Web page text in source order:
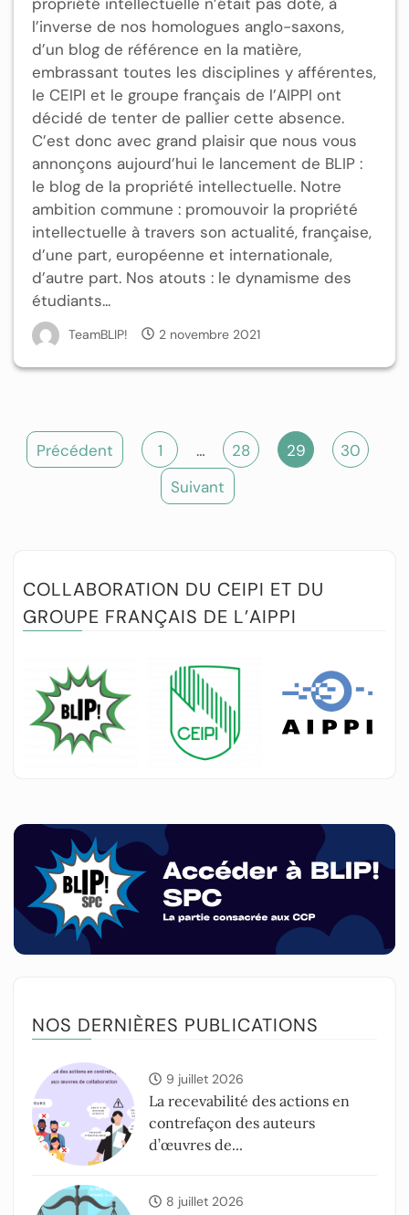
l’inverse de nos homologues anglo-saxons,
d’un blog de référence en la matière,
embrassant toutes les disciplines y afférentes,
le CEIPI et le groupe français de l’AIPPI ont
décidé de tenter de pallier cette absence.
C’est donc avec grand plaisir que nous vous
annonçons aujourd’hui le lancement de BLIP :
le blog de la propriété intellectuelle. Notre
ambition commune : promouvoir la propriété
intellectuelle à travers son actualité, française,
d’une part, européenne et internationale,
d’autre part. Nos atouts : le dynamisme des
étudiants...
TeamBLIP! 2 novembre 2021
Précédent 1 … 28 29
30
Suivant
COLLABORATION DU CEIPI ET DU
GROUPE FRANÇAIS DE L’AIPPI
NOS DERNIÈRES PUBLICATIONS
9 juillet 2026
La recevabilité des actions en
contrefaçon des auteurs
d’œuvres de...
8 juillet 2026